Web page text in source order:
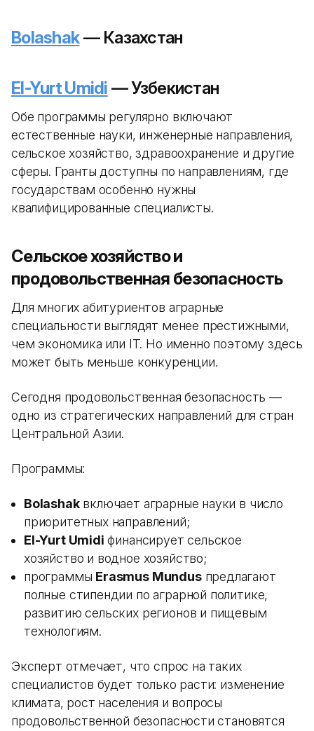
Bolashak— Казахстан
El-Yurt Umidi — Узбекистан
Обе программы регулярно включают
естественные науки, инженерные направления,
сельское хозяйство, здравоохранение и другие
сферы. Гранты доступны по направлениям, где
государствам особенно нужны
квалифицированные специалисты.
Сельское хозяйство и
продовольственная безопасность
Для многих абитуриентов аграрные
специальности выглядят менее престижными,
чем экономика или IT. Но именно поэтому здесь
может быть меньше конкуренции.
Сегодня продовольственная безопасность —
одно из стратегических направлений для стран
Центральной Азии.
Программы:
Bolashakвключает аграрные науки в число
приоритетных направлений;
El-Yurt Umidi финансирует сельское
хозяйство и водное хозяйство;
программы Erasmus Mundusпредлагают
полные стипендии по аграрной политике,
развитию сельских регионов и пищевым
технологиям.
Эксперт отмечает, что спрос на таких
специалистов будет только расти: изменение
климата, рост населения и вопросы
продовольственной безопасности становятся